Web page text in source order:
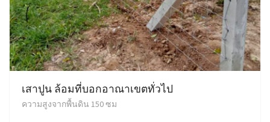
เสาปูน ล้อมที่บอกอาณาเขตทั่วไป
ความสูงจากพื้นดิน 150 ซม